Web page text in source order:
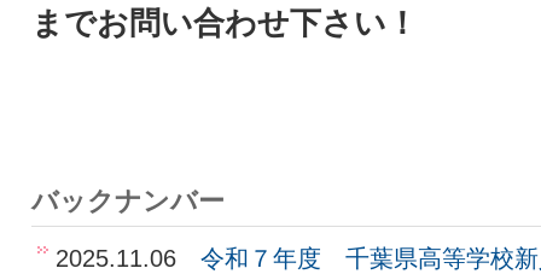
までお問い合わせ下さい！
バックナンバー
2025.11.06
令和７年度 千葉県高等学校